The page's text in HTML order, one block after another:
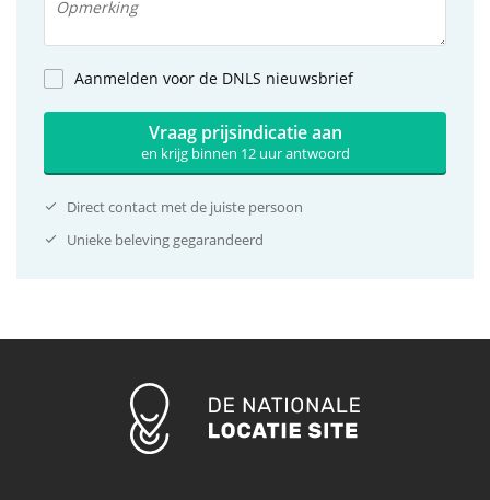
Aanmelden voor de DNLS nieuwsbrief
Vraag prijsindicatie aan
en krijg binnen 12 uur antwoord
Direct contact met de juiste persoon
Unieke beleving gegarandeerd